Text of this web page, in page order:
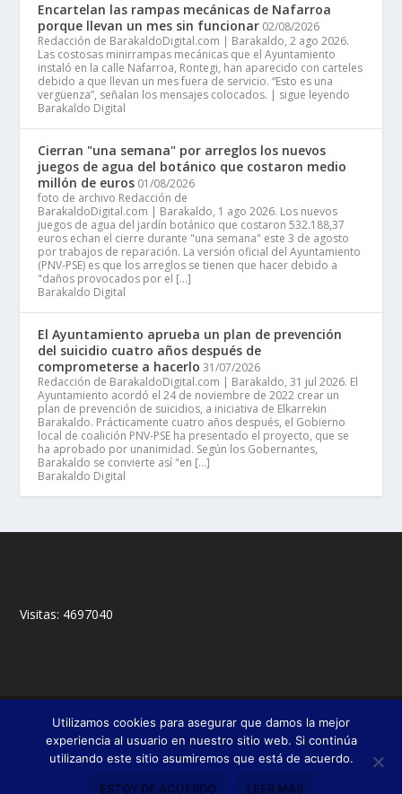
Encartelan las rampas mecánicas de Nafarroa
porque llevan un mes sin funcionar 02/08/2026
Redacción de BarakaldoDigital.com | Barakaldo, 2 ago 2026.
Las costosas minirrampas mecánicas que el Ayuntamiento
instaló en la calle Nafarroa, Rontegi, han aparecido con carteles
debido a que llevan un mes fuera de servicio. “Esto es una
vergüenza”, señalan los mensajes colocados. | sigue leyendo
Barakaldo Digital
Cierran "una semana" por arreglos los nuevos
juegos de agua del botánico que costaron medio
millón de euros 01/08/2026
foto de archivo Redacción de
BarakaldoDigital.com | Barakaldo, 1 ago 2026. Los nuevos
juegos de agua del jardín botánico que costaron 532.188,37
euros echan el cierre durante "una semana" este 3 de agosto
por trabajos de reparación. La versión oficial del Ayuntamiento
(PNV-PSE) es que los arreglos se tienen que hacer debido a
"daños provocados por el […]
Barakaldo Digital
El Ayuntamiento aprueba un plan de prevención
del suicidio cuatro años después de
comprometerse a hacerlo 31/07/2026
Redacción de BarakaldoDigital.com | Barakaldo, 31 jul 2026. El
Ayuntamiento acordó el 24 de noviembre de 2022 crear un
plan de prevención de suicidios, a iniciativa de Elkarrekin
Barakaldo. Prácticamente cuatro años después, el Gobierno
local de coalición PNV-PSE ha presentado el proyecto, que se
ha aprobado por unanimidad. Según los Gobernantes,
Barakaldo se convierte así "en […]
Barakaldo Digital
Visitas: 4697040
© 2018,Francisco Javier Fernández Chento & Mitxel
Olabuénaga|Zona privada
Esta web es una iniciativa privada de sus autores y no está relacionada con
Utilizamos cookies para asegurar que damos la mejor
experiencia al usuario en nuestro sitio web. Si continúa
utilizando este sitio asumiremos que está de acuerdo.
ESTOY DE ACUERDO LEER MÁS